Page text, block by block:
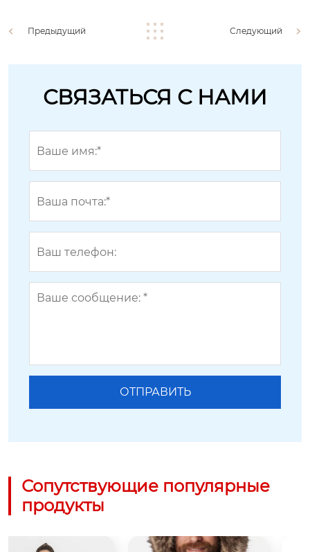
Предыдущий Следующий
СВЯЗАТЬСЯ С НАМИ
Сопутствующие популярные
продукты